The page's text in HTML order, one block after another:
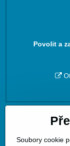
Povolit a
Zavoláme
Soubory cookie